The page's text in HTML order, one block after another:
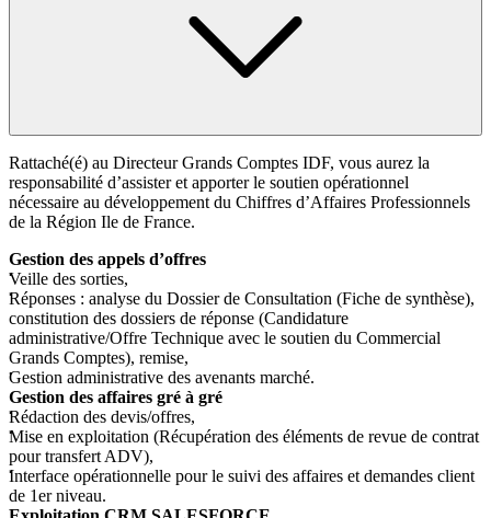
Rattaché(é) au Directeur Grands Comptes IDF, vous aurez la
responsabilité d’assister et apporter le soutien opérationnel
nécessaire au développement du Chiffres d’Affaires Professionnels
de la Région Ile de France.
Gestion des appels d’offres
Veille des sorties,
Réponses : analyse du Dossier de Consultation (Fiche de synthèse),
constitution des dossiers de réponse (Candidature
administrative/Offre Technique avec le soutien du Commercial
Grands Comptes), remise,
Gestion administrative des avenants marché.
Gestion des affaires gré à gré
Rédaction des devis/offres,
Mise en exploitation (Récupération des éléments de revue de contrat
pour transfert ADV),
Interface opérationnelle pour le suivi des affaires et demandes client
de 1er niveau.